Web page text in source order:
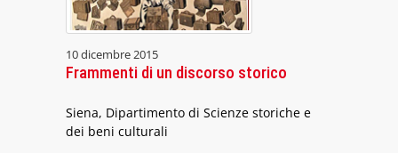
10 dicembre 2015
Frammenti di un discorso storico
Siena, Dipartimento di Scienze storiche e
dei beni culturali